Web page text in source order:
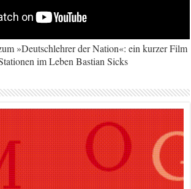
»Deutschlehrer der Nation«: ein kurzer Film
im Leben Bastian Sicks